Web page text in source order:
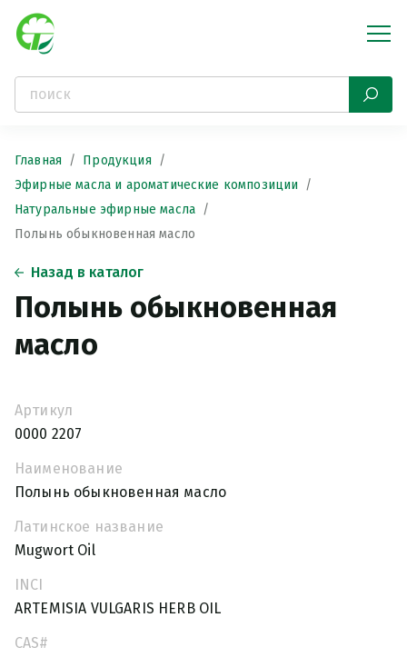
Главная
Продукция
Эфирные масла и ароматические композиции
Натуральные эфирные масла
Полынь обыкновенная масло
Назад в каталог
Полынь обыкновенная
масло
Артикул
0000 2207
Наименование
Полынь обыкновенная масло
Латинское название
Mugwort Oil
INCI
ARTEMISIA VULGARIS HERB OIL
CAS#